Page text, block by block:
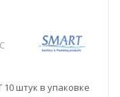
10 штук в упаковке